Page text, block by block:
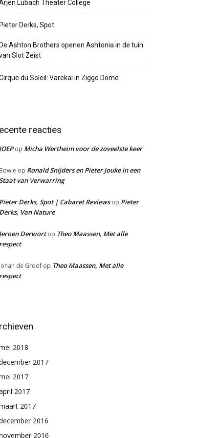
Lubach Theater College
Derks, Spot
Ashton Brothers openen Ashtonia in de tuin
Slot Zeist
du Soleil: Varekai in Ziggo Dome
reacties
op Micha Wertheim voor de zoveelste keer
op Ronald Snijders en Pieter Jouke in een
van Verwarring
Derks, Spot | Cabaret Reviewsop Pieter
Van Nature
Derwortop Theo Maassen, Met alle
de Groof op Theo Maassen, Met alle
2018
2017
2017
2017
2017
2016
2016